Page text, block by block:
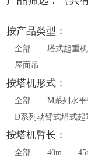
按产品类型：
全部 塔式起重机
屋面吊
按塔机形式：
全部 M系列水
D系列动臂式塔式起
按塔机臂长：
全部 40m